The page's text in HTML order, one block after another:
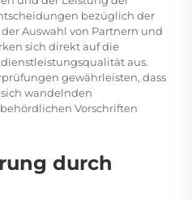
bezüglich der
Auswahl von Partnern und
sich direkt auf die
aus.
gewährleisten, dass
wandelnden
Vorschriften
durch